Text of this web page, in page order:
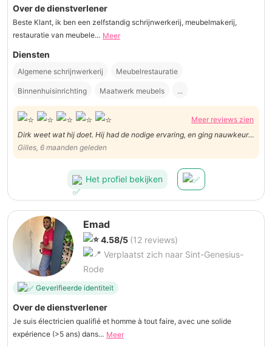
Over de dienstverlener
Beste Klant, ik ben een zelfstandig schrijnwerkerij, meubelmakerij,
restauratie van meubele... Meer
Diensten
Algemene schrijnwerkerij Meubelrestauratie
Binnenhuisinrichting Maatwerk meubels ...
Meer reviews zien
Dirk weet wat hij doet. Hij had de nodige ervaring, en ging nauwkeurig
en voorzichtig te werk. We zijn bijzonder tevreden. Tot een volgende
keer, Dirk!
Gilles, 6 maanden geleden
Het profiel bekijken
Emad
4.58/5 (12 reviews)
Verplaatst zich naar Sint-Genesius-
Rode
Geverifieerde identiteit
Over de dienstverlener
Je suis électricien qualifié et homme à tout faire, avec une solide
expérience (>5 ans) dans... Meer